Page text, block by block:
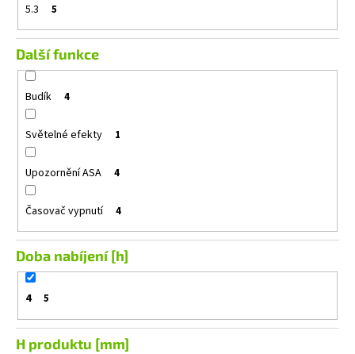
5.3 5
Další funkce
Budík 4
Světelné efekty 1
Upozornění ASA 4
Časovač vypnutí 4
Doba nabíjení [h]
4 5
H produktu [mm]